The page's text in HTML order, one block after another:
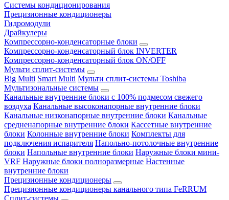
Системы кондиционирования
Прецизионные кондиционеры
Гидромодули
Драйкулеры
Компрессорно-конденсаторные блоки
Компрессорно-конденсаторный блок INVERTER
Компрессорно-конденсаторный блок ON/OFF
Мульти сплит-системы
Big Multi Smart Multi Мульти сплит-системы Toshiba
Мультизональные системы
Канальные внутренние блоки с 100% подмесом свежего
воздуха Канальные высоконапорные внутренние блоки
Канальные низконапорные внутренние блоки Канальные
средненапорные внутренние блоки Кассетные внутренние
блоки Колонные внутренние блоки Комплекты для
подключения испарителя Напольно-потолочные внутренние
блоки Напольные внутренние блоки Наружные блоки мини-
VRF Наружные блоки полноразмерные Настенные
внутренние блоки
Прецизионные кондиционеры
Прецизионные кондиционеры канального типа FeRRUM
Сплит-системы